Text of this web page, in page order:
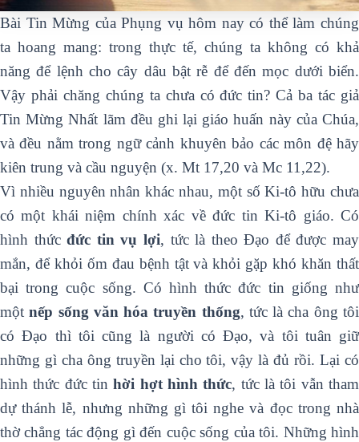
Bài Tin Mừng của Phụng vụ hôm nay có thể làm chúng
ta hoang mang: trong thực tế, chúng ta không có khả
năng để lệnh cho cây dâu bật rễ để đến mọc dưới biển.
Vậy phải chăng chúng ta chưa có đức tin? Cả ba tác giả
Tin Mừng Nhất lãm đều ghi lại giáo huấn này của Chúa,
và đều nằm trong ngữ cảnh khuyên bảo các môn đệ hãy
kiên trung và cầu nguyện (x. Mt 17,20 và Mc 11,22).
Vì nhiều nguyên nhân khác nhau, một số Ki-tô hữu chưa
có một khái niệm chính xác về đức tin Ki-tô giáo. Có
hình thứcđức tin vụ lợi, tức là theo Đạo để được may
mắn, để khỏi ốm đau bệnh tật và khỏi gặp khó khăn thất
bại trong cuộc sống. Có hình thức đức tin giống như
mộtnếp sống văn hóa truyền thống, tức là cha ông tôi
có Đạo thì tôi cũng là người có Đạo, và tôi tuân giữ
những gì cha ông truyền lại cho tôi, vậy là đủ rồi. Lại có
hình thức đức tinhời hợt hình thức, tức là tôi vẫn tham
dự thánh lễ, nhưng những gì tôi nghe và đọc trong nhà
thờ chẳng tác động gì đến cuộc sống của tôi. Những hình